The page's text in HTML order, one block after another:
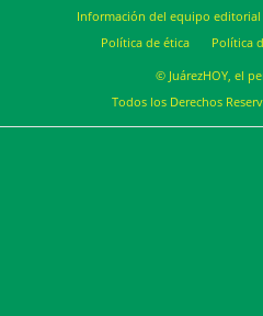
Información del equipo editorial
Política de ética
Política
© JuárezHOY, el
Todos los Derechos